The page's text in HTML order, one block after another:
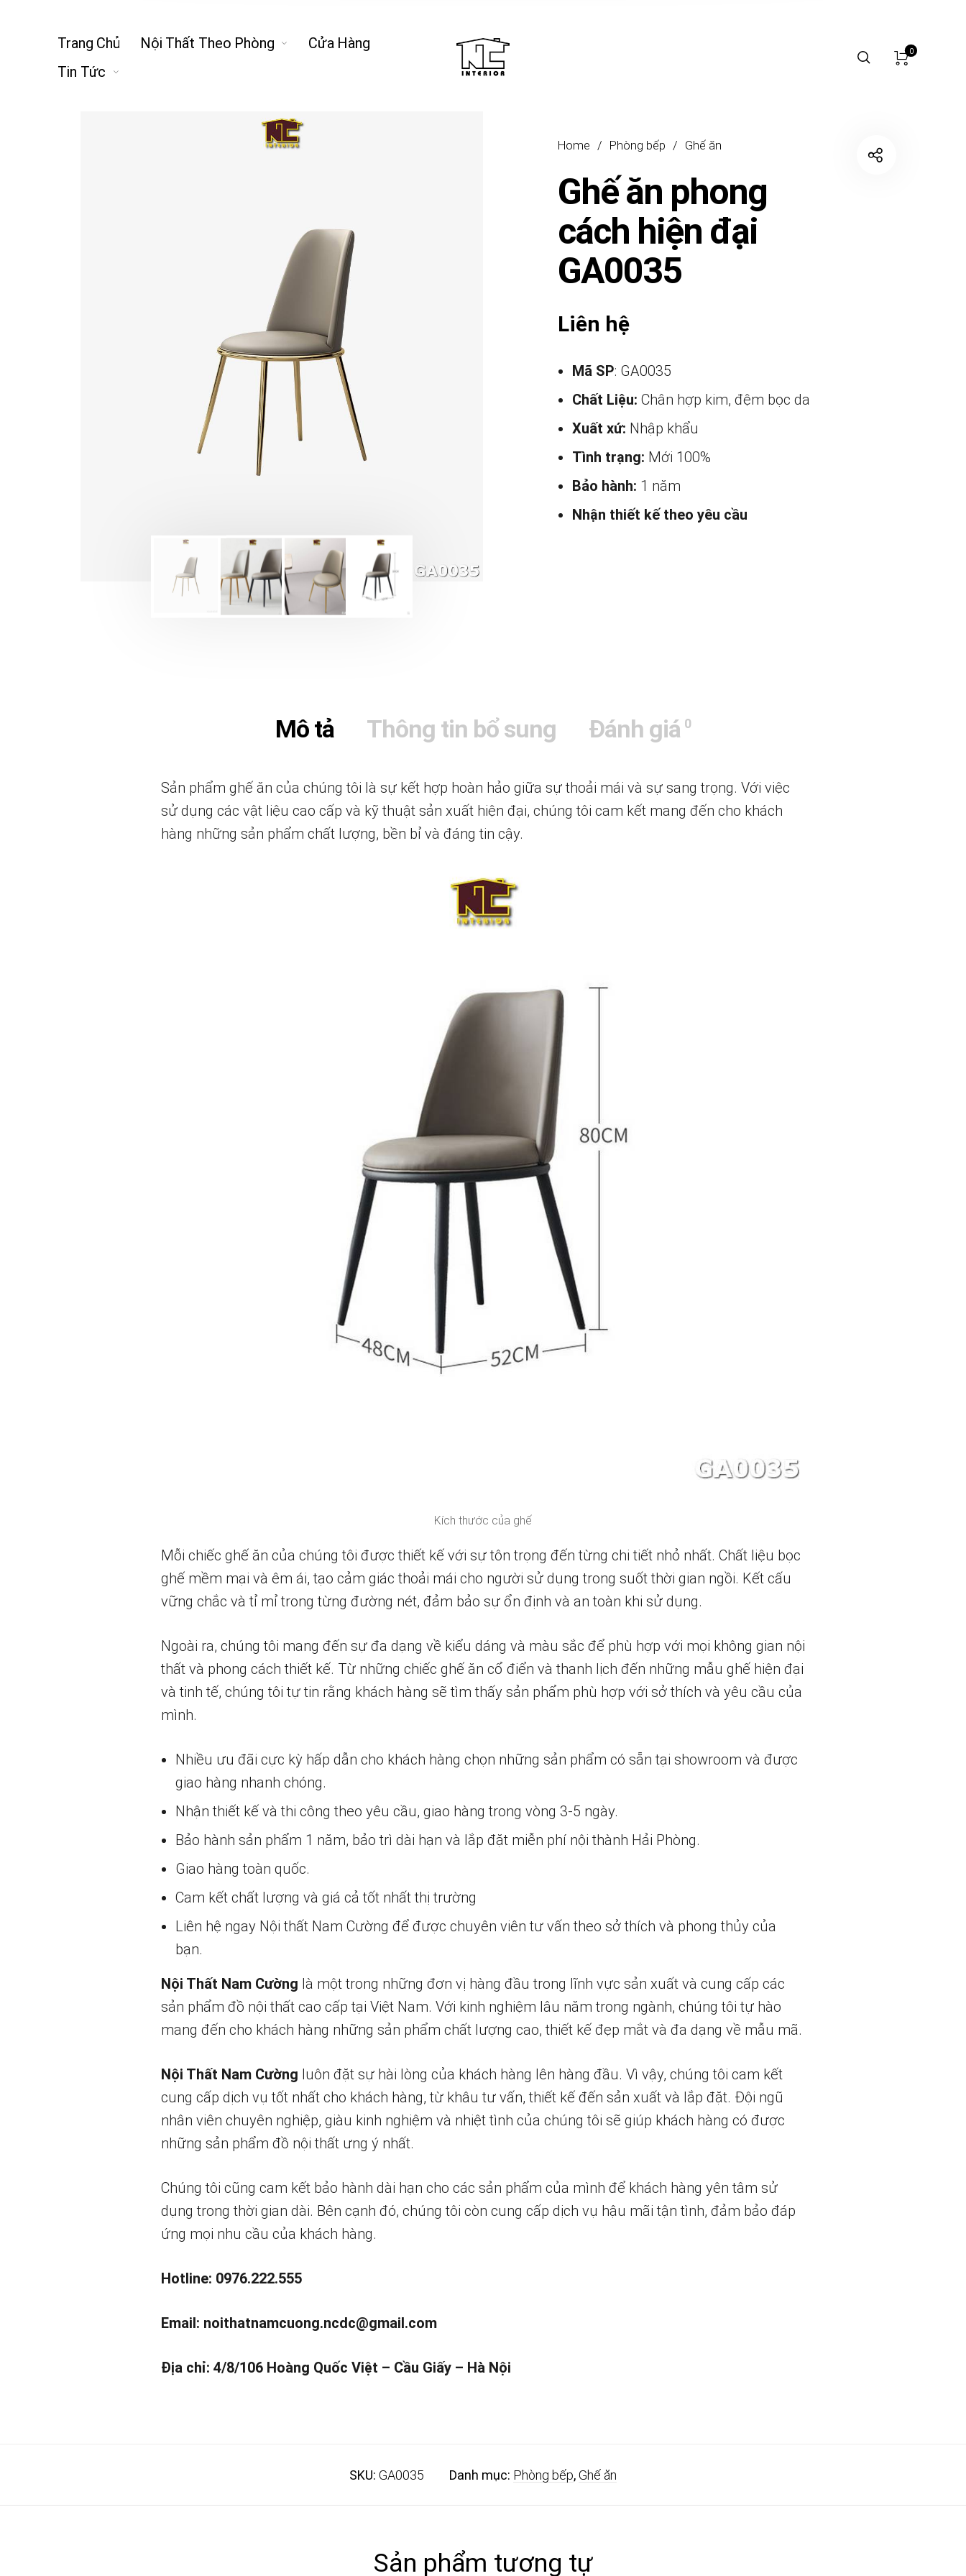
Trang Chủ Nội Thất Theo Phòng
Cửa Hàng
Tin Tức
0
Home / Phòng bếp / Ghế ăn
Ghế ăn phong
cách hiện đại
GA0035
Liên hệ
Mã SP: GA0035
Chất Liệu: Chân hợp kim, đệm bọc da
Xuất xứ: Nhập khẩu
Tình trạng: Mới 100%
Bảo hành: 1 năm
Nhận thiết kế theo yêu cầu
Mô tả Thông tin bổ sung Đánh giá 0
Sản phẩm ghế ăn của chúng tôi là sự kết hợp hoàn hảo giữa sự thoải mái và sự sang trọng. Với việc
sử dụng các vật liệu cao cấp và kỹ thuật sản xuất hiện đại, chúng tôi cam kết mang đến cho khách
hàng những sản phẩm chất lượng, bền bỉ và đáng tin cậy.
Kích thước của ghế
Mỗi chiếc ghế ăn của chúng tôi được thiết kế với sự tôn trọng đến từng chi tiết nhỏ nhất. Chất liệu bọc
ghế mềm mại và êm ái, tạo cảm giác thoải mái cho người sử dụng trong suốt thời gian ngồi. Kết cấu
vững chắc và tỉ mỉ trong từng đường nét, đảm bảo sự ổn định và an toàn khi sử dụng.
Ngoài ra, chúng tôi mang đến sự đa dạng về kiểu dáng và màu sắc để phù hợp với mọi không gian nội
thất và phong cách thiết kế. Từ những chiếc ghế ăn cổ điển và thanh lịch đến những mẫu ghế hiện đại
và tinh tế, chúng tôi tự tin rằng khách hàng sẽ tìm thấy sản phẩm phù hợp với sở thích và yêu cầu của
mình.
Nhiều ưu đãi cực kỳ hấp dẫn cho khách hàng chọn những sản phẩm có sẵn tại showroom và được
giao hàng nhanh chóng.
Nhận thiết kế và thi công theo yêu cầu, giao hàng trong vòng 3-5 ngày.
Bảo hành sản phẩm 1 năm, bảo trì dài hạn và lắp đặt miễn phí nội thành Hải Phòng.
Giao hàng toàn quốc.
Cam kết chất lượng và giá cả tốt nhất thị trường
Liên hệ ngay Nội thất Nam Cường để được chuyên viên tư vấn theo sở thích và phong thủy của
bạn.
Nội Thất Nam Cường là một trong những đơn vị hàng đầu trong lĩnh vực sản xuất và cung cấp các
sản phẩm đồ nội thất cao cấp tại Việt Nam. Với kinh nghiệm lâu năm trong ngành, chúng tôi tự hào
mang đến cho khách hàng những sản phẩm chất lượng cao, thiết kế đẹp mắt và đa dạng về mẫu mã.
Nội Thất Nam Cường luôn đặt sự hài lòng của khách hàng lên hàng đầu. Vì vậy, chúng tôi cam kết
cung cấp dịch vụ tốt nhất cho khách hàng, từ khâu tư vấn, thiết kế đến sản xuất và lắp đặt. Đội ngũ
nhân viên chuyên nghiệp, giàu kinh nghiệm và nhiệt tình của chúng tôi sẽ giúp khách hàng có được
những sản phẩm đồ nội thất ưng ý nhất.
Chúng tôi cũng cam kết bảo hành dài hạn cho các sản phẩm của mình để khách hàng yên tâm sử
dụng trong thời gian dài. Bên cạnh đó, chúng tôi còn cung cấp dịch vụ hậu mãi tận tình, đảm bảo đáp
ứng mọi nhu cầu của khách hàng.
Hotline: 0976.222.555
Email: noithatnamcuong.ncdc@gmail.com
Địa chỉ: 4/8/106 Hoàng Quốc Việt – Cầu Giấy – Hà Nội
SKU: GA0035 Danh mục: Phòng bếp,Ghế ăn
Sản phẩm tương tự